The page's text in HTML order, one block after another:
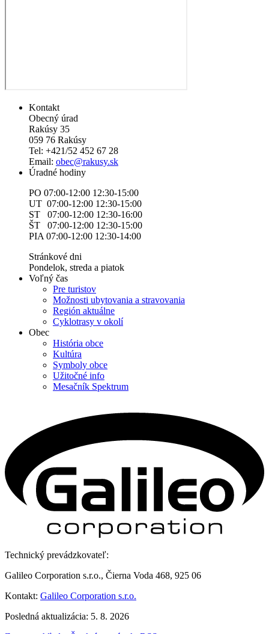
Kontakt
Obecný úrad
Rakúsy 35
059 76 Rakúsy
Tel: +421/52 452 67 28
Email: obec@rakusy.sk
Úradné hodiny
PO 07:00-12:00 12:30-15:00
UT 07:00-12:00 12:30-15:00
ST 07:00-12:00 12:30-16:00
ŠT 07:00-12:00 12:30-15:00
PIA 07:00-12:00 12:30-14:00
Stránkové dni
Pondelok, streda a piatok
Voľný čas
Pre turistov
Možnosti ubytovania a stravovania
Región aktuálne
Cyklotrasy v okolí
Obec
História obce
Kultúra
Symboly obce
Užitočné info
Mesačník Spektrum
Technický prevádzkovateľ:
Galileo Corporation s.r.o., Čierna Voda 468, 925 06
Kontakt: Galileo Corporation s.r.o.
Posledná aktualizácia: 5. 8. 2026